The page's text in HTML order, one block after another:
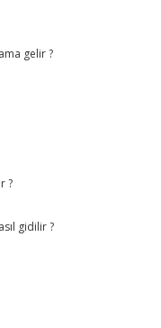
gelir ?
?
gidilir ?